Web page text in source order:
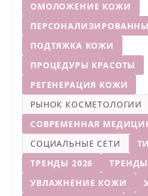
ОМОЛОЖЕНИЕ КОЖИ
ПОДТЯЖКА КОЖИ
ПРОЦЕДУРЫ КРАСОТЫ
РЕГЕНЕРАЦИЯ КОЖИ
РЫНОК КОСМЕТОЛОГИИ
СОВРЕМЕННАЯ
СОЦИАЛЬНЫЕ СЕТИ
ТРЕНДЫ 2026
УВЛАЖНЕНИЕ КОЖИ